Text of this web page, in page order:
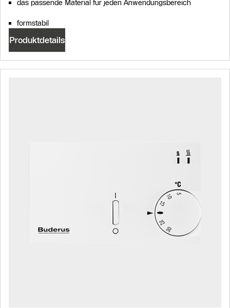
das passende Material für jeden Anwendungsbereich
formstabil
Produktdetails